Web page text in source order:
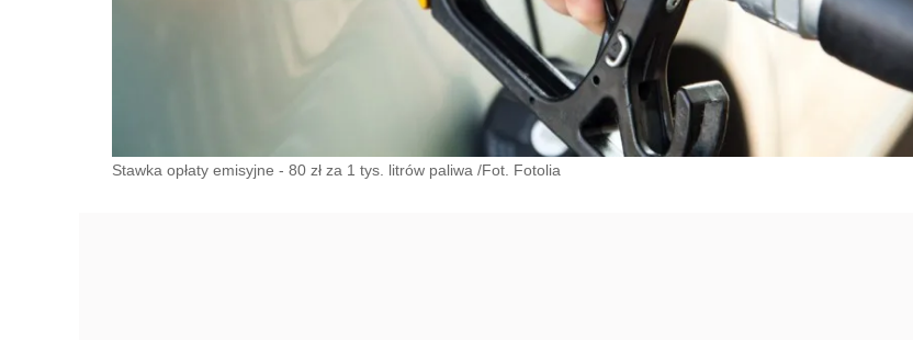
Stawka opłaty emisyjne - 80 zł za 1 tys. litrów paliwa /Fot. Fotolia